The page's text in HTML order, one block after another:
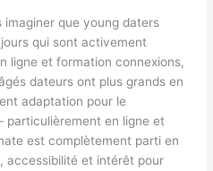
imaginer que young daters
qui sont activement
ligne et formation connexions,
dateurs ont plus grands en
adaptation pour le
particulièrement en ligne et
est complètement parti en
accessibilité et intérêt pour